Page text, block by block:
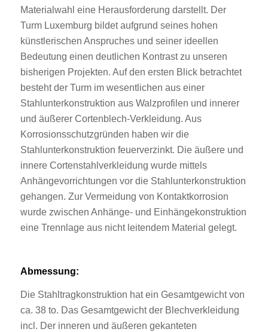
Materialwahl eine Herausforderung darstellt. Der
Turm Luxemburg bildet aufgrund seines hohen
künstlerischen Anspruches und seiner ideellen
Bedeutung einen deutlichen Kontrast zu unseren
bisherigen Projekten. Auf den ersten Blick betrachtet
besteht der Turm im wesentlichen aus einer
Stahlunterkonstruktion aus Walzprofilen und innerer
und äußerer Cortenblech-Verkleidung. Aus
Korrosionsschutzgründen haben wir die
Stahlunterkonstruktion feuerverzinkt. Die äußere und
innere Corten­stahlverkleidung wurde mittels
Anhängevorrichtungen vor die Stahl­unterkonstruktion
gehangen. Zur Vermeidung von Kontakt­korrosion
wurde zwischen Anhänge- und Einhängekonstruktion
eine Trennlage aus nicht leitendem Material gelegt.
Abmessung:
Die Stahltragkonstruktion hat ein Gesamtgewicht von
ca. 38 to. Das Gesamtgewicht der Blechverkleidung
incl. Der inneren und äußeren gekanteten